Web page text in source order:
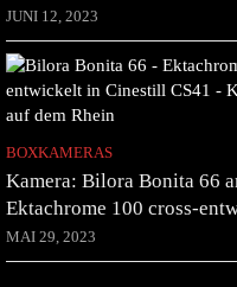
JUNI 12, 2023
BOXKAMERAS
Kamera: Bilora Bonita 66
Ektachrome 100 cross-
MAI 29, 2023